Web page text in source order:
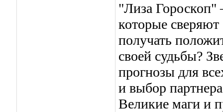
"Лиза
которые
получать
своей судьбы?
прогнозы для
и выбор
Великие маги и